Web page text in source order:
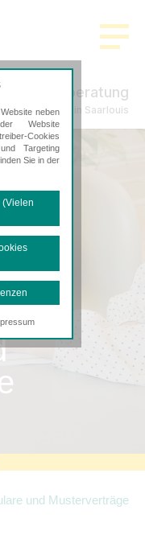
in Saarlouis
und Musterverträge
neben
Website
Cookies
Targeting
Sie in der
um die
Cookies
der
und